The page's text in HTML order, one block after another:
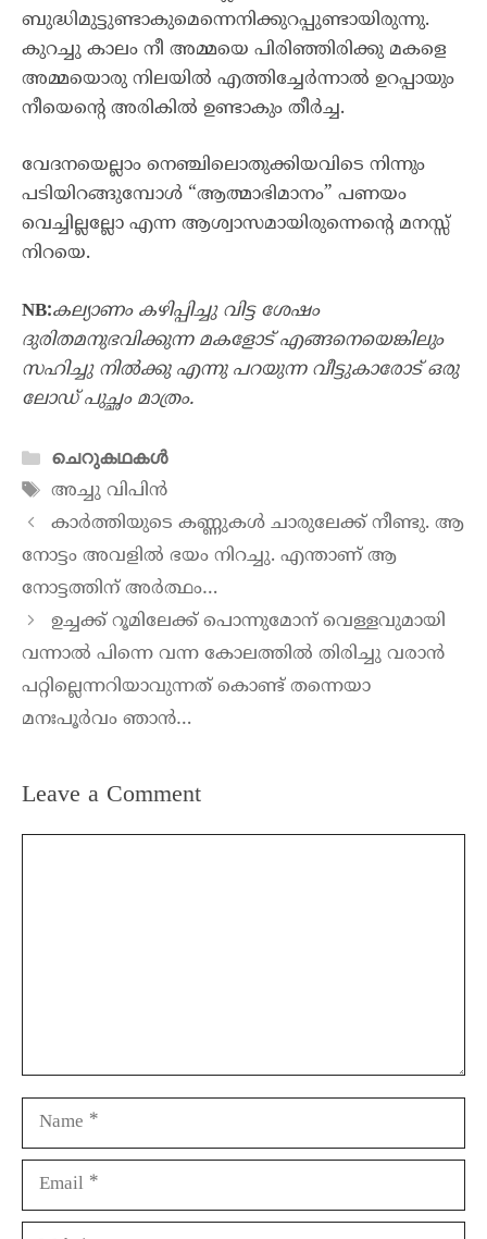
ബുദ്ധിമുട്ടുണ്ടാകുമെന്നെനിക്കുറപ്പുണ്ടായിരുന്നു.
കുറച്ചു കാലം നീ അമ്മയെ പിരിഞ്ഞിരിക്കു മകളെ
അമ്മയൊരു നിലയിൽ എത്തിച്ചേർന്നാൽ ഉറപ്പായും
നീയെന്റെ അരികിൽ ഉണ്ടാകും തീർച്ച.
വേദനയെല്ലാം നെഞ്ചിലൊതുക്കിയവിടെ നിന്നും
പടിയിറങ്ങുമ്പോൾ “ആത്മാഭിമാനം” പണയം
വെച്ചില്ലല്ലോ എന്ന ആശ്വാസമായിരുന്നെന്റെ മനസ്സ്
നിറയെ.
NB:കല്യാണം കഴിപ്പിച്ചു വിട്ട ശേഷം
ദുരിതമനുഭവിക്കുന്ന മകളോട് എങ്ങനെയെങ്കിലും
സഹിച്ചു നിൽക്കു എന്നു പറയുന്ന വീട്ടുകാരോട് ഒരു
ലോഡ് പുച്ഛം മാത്രം.
ചെറുകഥകൾ
അച്ചു വിപിൻ
കാർത്തിയുടെ കണ്ണുകൾ ചാരുലേക്ക് നീണ്ടു. ആ
നോട്ടം അവളിൽ ഭയം നിറച്ചു. എന്താണ് ആ
നോട്ടത്തിന് അർത്ഥം…
ഉച്ചക്ക് റൂമിലേക്ക്‌ പൊന്നുമോന് വെള്ളവുമായി
വന്നാൽ പിന്നെ വന്ന കോലത്തിൽ തിരിച്ചു വരാൻ
പറ്റില്ലെന്നറിയാവുന്നത് കൊണ്ട് തന്നെയാ
മനഃപൂർവം ഞാൻ…
Leave a Comment